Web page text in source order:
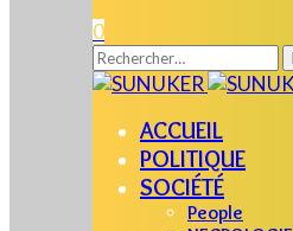
0
Rechercher :
ACCUEIL
POLITIQUE
SOCIÉTÉ
People